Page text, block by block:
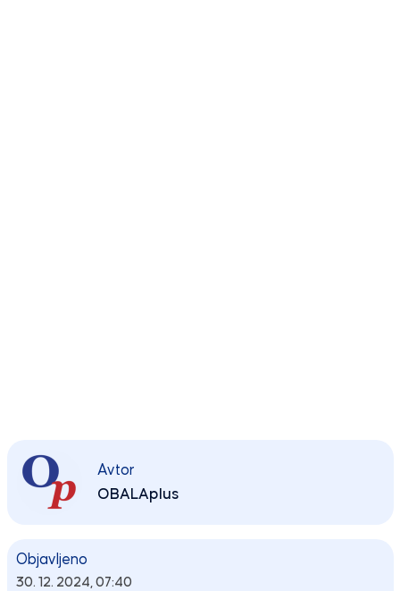
Avtor
OBALAplus
Objavljeno
30. 12. 2024, 07:40